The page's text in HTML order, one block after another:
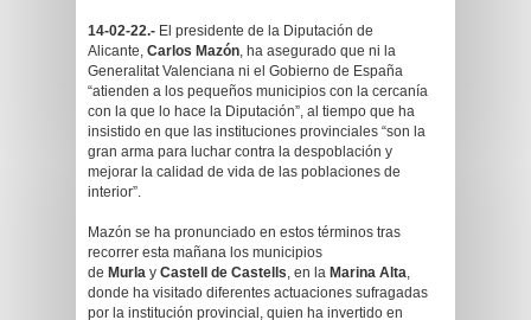
14-02-22.- El presidente de la Diputación de
Alicante, Carlos Mazón, ha asegurado que ni la
Generalitat Valenciana ni el Gobierno de España
“atienden a los pequeños municipios con la cercanía
con la que lo hace la Diputación”, al tiempo que ha
insistido en que las instituciones provinciales “son la
gran arma para luchar contra la despoblación y
mejorar la calidad de vida de las poblaciones de
interior”.
Mazón se ha pronunciado en estos términos tras
recorrer esta mañana los municipios
de Murla y Castell de Castells, en la Marina Alta,
donde ha visitado diferentes actuaciones sufragadas
por la institución provincial, quien ha invertido en